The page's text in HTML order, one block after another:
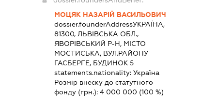
МОЦЯК НАЗАРІЙ ВАСИЛЬОВИЧ
dossier.founderAddressУКРАЇНА,
81300, ЛЬВІВСЬКА ОБЛ.,
ЯВОРІВСЬКИЙ Р-Н, МІСТО
МОСТИСЬКА, ВУЛ.РАЙОНУ
ГАСБЕРГЕ, БУДИНОК 5
statements.nationality: Україна
Розмір внеску до статутного
фонду (грн.): 4 000 000 (100 %)